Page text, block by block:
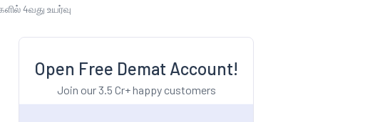
4வது உயர்வு
Open Free Demat Account!
Join our 3.5 Cr+ happy customers